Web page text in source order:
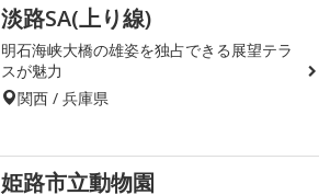
淡路SA(上り線)
明石海峡大橋の雄姿を独占できる展望テラ
スが魅力
関西 / 兵庫県
姫路市立動物園